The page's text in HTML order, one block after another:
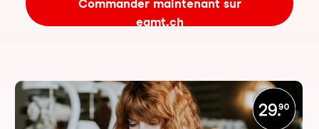
Commander maintenant sur
eamt.ch